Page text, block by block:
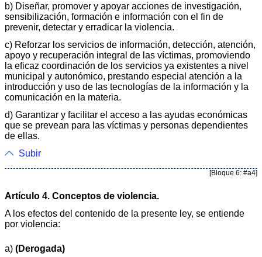
b) Diseñar, promover y apoyar acciones de investigación,
sensibilización, formación e información con el fin de
prevenir, detectar y erradicar la violencia.
c) Reforzar los servicios de información, detección, atención,
apoyo y recuperación integral de las víctimas, promoviendo
la eficaz coordinación de los servicios ya existentes a nivel
municipal y autonómico, prestando especial atención a la
introducción y uso de las tecnologías de la información y la
comunicación en la materia.
d) Garantizar y facilitar el acceso a las ayudas económicas
que se prevean para las víctimas y personas dependientes
de ellas.
Subir
[Bloque 6: #a4]
Artículo 4. Conceptos de violencia.
A los efectos del contenido de la presente ley, se entiende
por violencia:
a) (Derogada)